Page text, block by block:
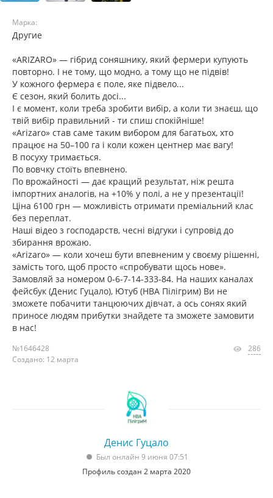
Марка:
Другие
«ARIZARO» — гібрид соняшнику, який фермери купують
повторно. І не тому, що модно, а тому що не підвів!
У кожного фермера є поле, яке підвело...
Є сезон, який болить досі...
І є момент, коли треба зробити вибір, а коли ти знаєш, що
твій вибір правильний - ти спиш спокійніше!
«Arizaro» став саме таким вибором для багатьох, хто
працює на 50–100 га і коли кожен центнер має вагу!
В посуху тримається.
По вовчку стоїть впевнено.
По врожайності — дає кращий результат, ніж решта
імпортних аналогів, на +10% у полі, а не у презентації!
Ціна 6100 грн — можливість отримати преміальний клас
без переплат.
Наші відео з господарств, чесні відгуки і супровід до
збирання врожаю.
«Arizaro» — коли хочеш бути впевненим у своєму рішенні,
замість того, щоб просто «спробувати щось нове».
Замовляй за номером 0-6-7-14-333-84. На наших каналах
фейсбук (Денис Гуцало), Ютуб (НВА Пілігрим) Ви не
зможете побачити танцюючих дівчат, а ось сонях який
приносе людям прибутки знайдете та зможете замовити
в нас!
№1646428
Создано: 12 марта
286
Денис Гуцало
Был онлайн 9 июня 07:51
Профиль создан 2 марта 2020